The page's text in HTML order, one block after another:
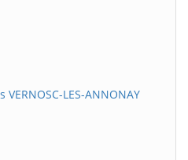
LES-ANNONAY